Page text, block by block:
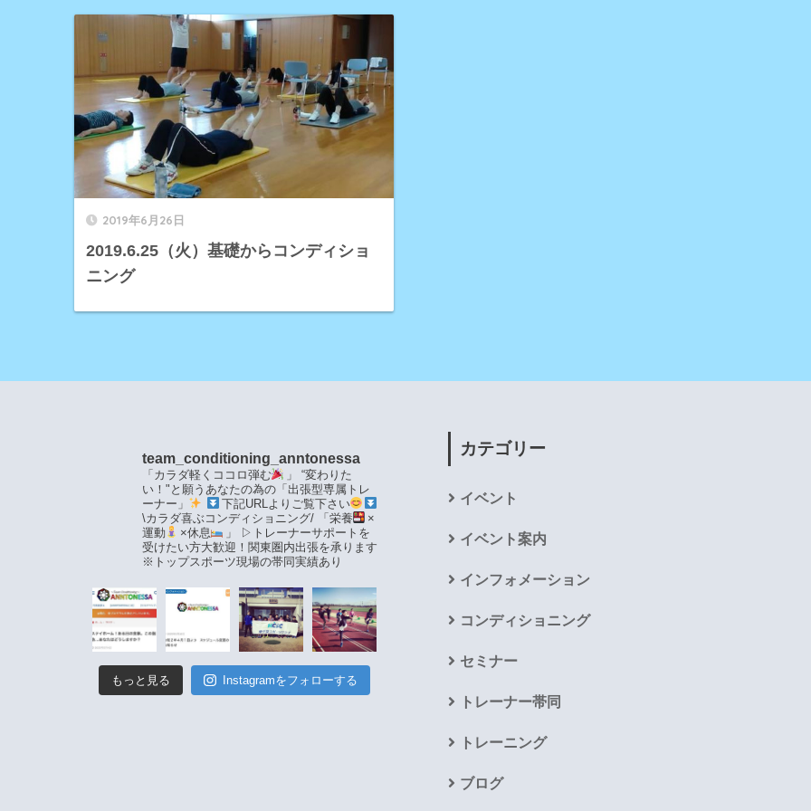
2019年6月26日
2019.6.25（火）基礎からコンディショ
ニング
team_conditioning_anntonessa
「カラダ軽くココロ弾む 」
“変わりた
い！"と願うあなたの為の「出張型専属トレ
ーナー」
下記URLよりご覧下さい
\カラダ喜ぶコンディショニング/ 「栄養
×
運動
×休息 」
▷トレーナーサポートを
受けたい方大歓迎！関東圏内出張を承ります
※トップスポーツ現場の帯同実績あり
もっと見る Instagramをフォローする
カテゴリー
イベント
イベント案内
インフォメーション
コンディショニング
セミナー
トレーナー帯同
トレーニング
ブログ